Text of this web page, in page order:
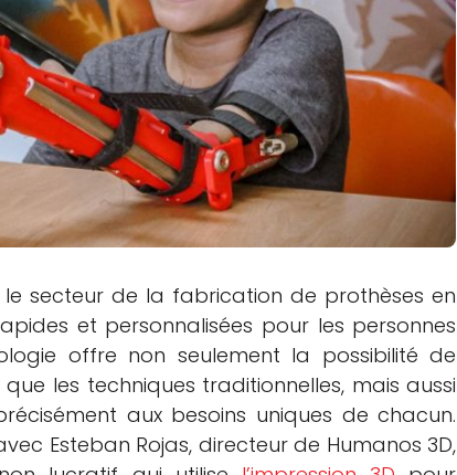
le secteur de la fabrication de prothèses en
et personnalisées pour les personnes
offre non seulement la possibilité de
les techniques traditionnelles, mais aussi
aux besoins uniques de chacun.
Esteban Rojas, directeur de Humanos 3D,